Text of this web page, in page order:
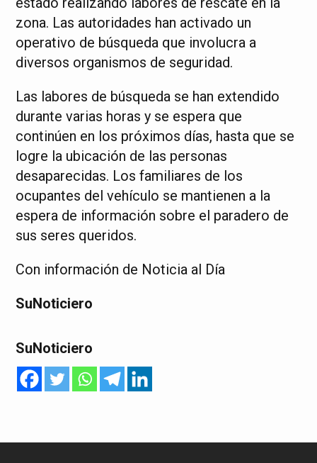
zona. Las autoridades han activado un
operativo de búsqueda que involucra a
diversos organismos de seguridad.
Las labores de búsqueda se han extendido
durante varias horas y se espera que
continúen en los próximos días, hasta que se
logre la ubicación de las personas
desaparecidas. Los familiares de los
ocupantes del vehículo se mantienen a la
espera de información sobre el paradero de
sus seres queridos.
Con información de Noticia al Día
SuNoticiero
SuNoticiero